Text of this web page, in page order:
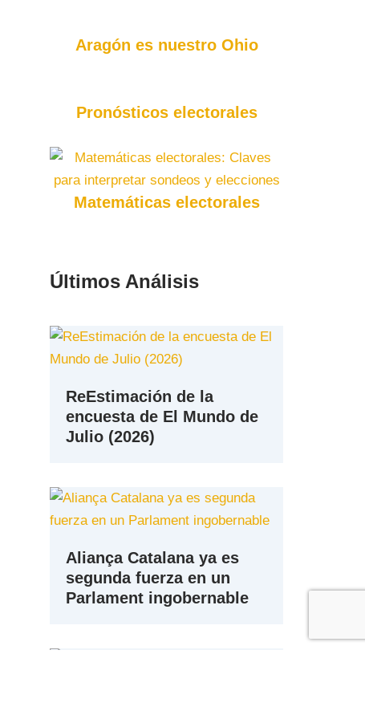
Aragón es nuestro Ohio
Pronósticos electorales
Matemáticas electorales
Últimos Análisis
ReEstimación de la
encuesta de El Mundo de
Julio (2026)
Aliança Catalana ya es
segunda fuerza en un
Parlament ingobernable